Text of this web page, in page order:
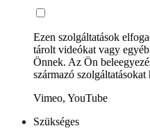
Ezen szolgáltatások
tárolt videókat vagy
Önnek. Az Ön
származó
Vimeo, YouTube
Szükséges